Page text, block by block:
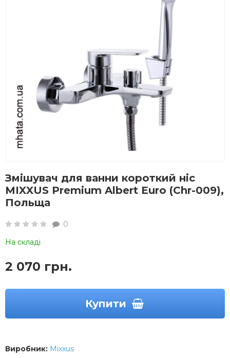
Змішувач для ванни короткий ніс
MIXXUS Premium Albert Euro (Chr-009),
Польща
0
На складі
2 070 грн.
Купити
Виробник: Mixxus